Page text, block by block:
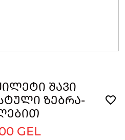
ᲨᲐᲕᲘ
ᲖᲔᲑᲠᲐ-
GEL